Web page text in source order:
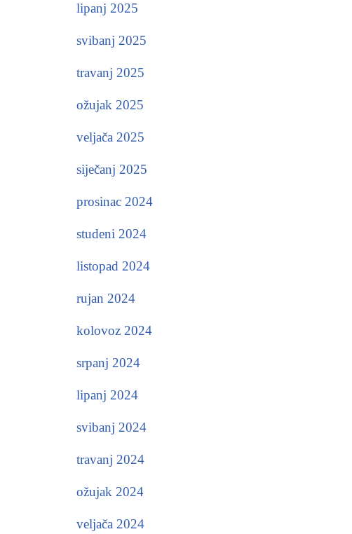
lipanj 2025
svibanj 2025
travanj 2025
ožujak 2025
veljača 2025
siječanj 2025
prosinac 2024
studeni 2024
listopad 2024
rujan 2024
kolovoz 2024
srpanj 2024
lipanj 2024
svibanj 2024
travanj 2024
ožujak 2024
veljača 2024